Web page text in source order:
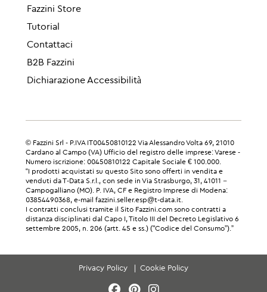
Fazzini Store
Tutorial
Contattaci
B2B Fazzini
Dichiarazione Accessibilità
© Fazzini Srl - P.IVA IT00450810122 Via Alessandro Volta 69, 21010
Cardano al Campo (VA) Ufficio del registro delle imprese: Varese -
Numero iscrizione: 00450810122 Capitale Sociale € 100.000.
“I prodotti acquistati su questo Sito sono offerti in vendita e
venduti da T-Data S.r.l., con sede in Via Strasburgo, 31, 41011 –
Campogalliano (MO). P. IVA, CF e Registro Imprese di Modena:
03854490368, e-mail fazzini.seller.esp@t-data.it.
I contratti conclusi tramite il Sito Fazzini.com sono contratti a
distanza disciplinati dal Capo I, Titolo III del Decreto Legislativo 6
settembre 2005, n. 206 (artt. 45 e ss.) ("Codice del Consumo”).”
Privacy Policy Cookie Policy